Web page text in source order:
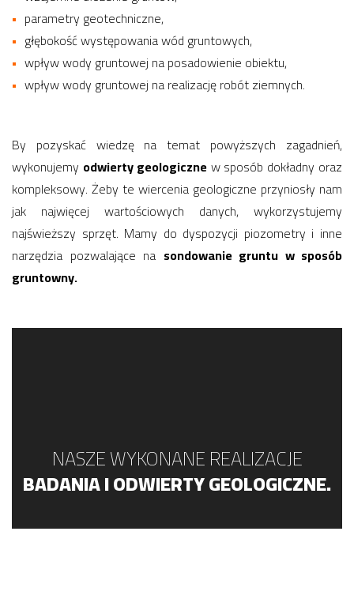
parametry geotechniczne,
głębokość występowania wód gruntowych,
wpływ wody gruntowej na posadowienie obiektu,
wpływ wody gruntowej na realizację robót ziemnych.
By pozyskać wiedzę na temat powyższych zagadnień,
wykonujemy odwierty geologicznew sposób dokładny oraz
kompleksowy. Żeby te wiercenia geologiczne przyniosły nam
jak najwięcej wartościowych danych, wykorzystujemy
najświeższy sprzęt. Mamy do dyspozycji piozometry i inne
narzędzia pozwalające na sondowanie gruntu w sposób
gruntowny.
NASZE WYKONANE REALIZACJE
BADANIA I ODWIERTY GEOLOGICZNE.